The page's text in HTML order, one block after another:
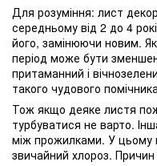
Для розуміння: лист
середньому від 2 до 4
його, замінюючи новим.
період може бути
притаманний і
такого чудового
Тож якщо деяке листя
турбуватися не варто.
між прожилками. У
звичайний хлороз.